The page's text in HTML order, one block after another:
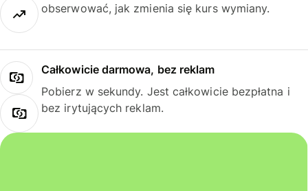
obserwować, jak zmienia się kurs wymiany.
Całkowicie darmowa, bez reklam
Pobierz w sekundy. Jest całkowicie bezpłatna i
bez irytujących reklam.